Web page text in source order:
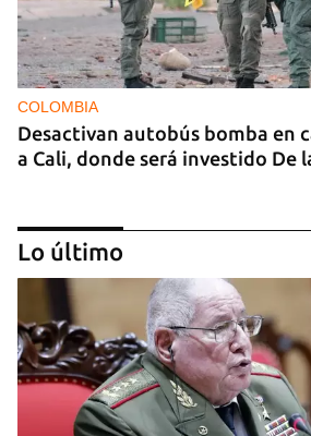
COLOMBIA
Desactivan autobús bomba en
a Cali, donde será investido De
Lo último